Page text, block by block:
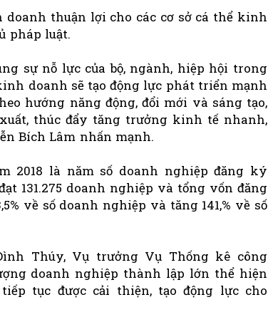
thuận lợi cho các cơ sở cá thể kinh
pháp luật.
sự nỗ lực của bộ, ngành, hiệp hội trong
doanh sẽ tạo động lực phát triển mạnh
hướng năng động, đổi mới và sáng tạo,
thúc đẩy tăng trưởng kinh tế nhanh,
Bích Lâm nhấn mạnh.
2018 là năm số doanh nghiệp đăng ký
131.275 doanh nghiệp và tổng vốn đăng
về số doanh nghiệp và tăng 141,% về số
Thúy, Vụ trưởng Vụ Thống kê công
doanh nghiệp thành lập lớn thể hiện
tục được cải thiện, tạo động lực cho